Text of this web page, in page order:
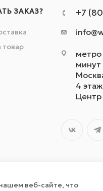
ЗАКАЗ?
товар
+7
минут
4
веб-сайте, что